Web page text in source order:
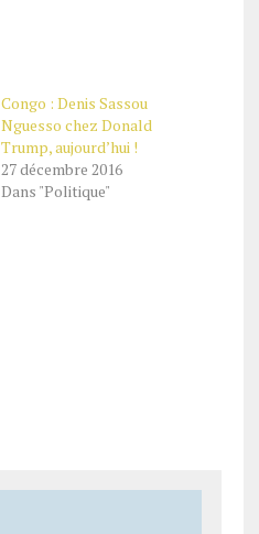
Congo : Denis Sassou
Nguesso chez Donald
Trump, aujourd’hui !
27 décembre 2016
Dans "Politique"